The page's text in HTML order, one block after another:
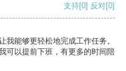
支持[0] 反对[0]
我能够更轻松地完成工作任务。
可以提前下班，有更多的时间陪